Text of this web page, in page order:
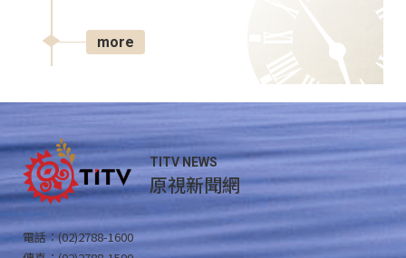
more
TITV NEWS
原視新聞網
電話：(02)2788-1600